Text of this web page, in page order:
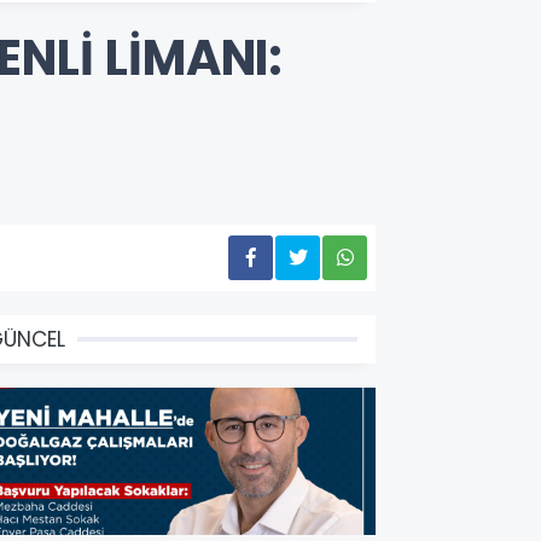
LİMANI: